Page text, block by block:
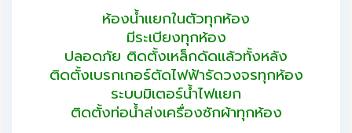
ห้องน้ำแยกในตัวทุกห้อง
มีระเบียงทุกห้อง
ปลอดภัย ติดตั้งเหล็กดัดแล้วทั้งหลัง
ติดตั้งเบรกเกอร์ตัดไฟฟ้ารัดวงจรทุกห้อง
ระบบมิเตอร์น้ำไฟแยก
ติดตั้งท่อน้ำส่งเครื่องซักผ้าทุกห้อง